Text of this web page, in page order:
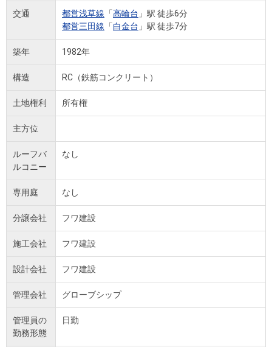
交通 都営浅草線 「高輪台 」駅 徒歩6分
都営三田線 「白金台 」駅 徒歩7分
築年 1982年
構造 RC（鉄筋コンクリート）
土地権利 所有権
主方位
ルーフバ
ルコニー
なし
専用庭 なし
分譲会社 フワ建設
施工会社 フワ建設
設計会社 フワ建設
管理会社 グローブシップ
管理員の
勤務形態
日勤